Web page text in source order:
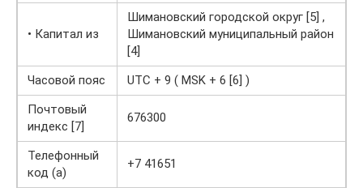
• Капитал из
Шимановский городской округ [5] ,
Шимановский муниципальный район
[4]
Часовой пояс
UTC + 9 ( MSK + 6 [6] )
Почтовый
индекс [7]
676300
Телефонный
код (а)
+7 41651